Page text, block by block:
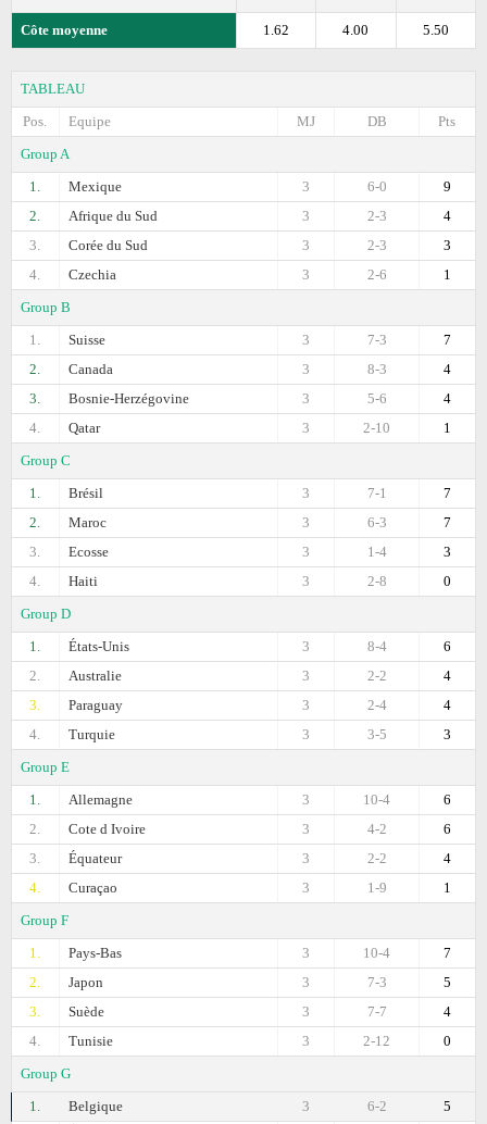
Côte moyenne 5.50
4.00
1.62
TABLEAU
Pos.
Equipe Pts
DB
MJ
Group A
1.
Mexique 9
6-0
3
2.
Afrique du Sud 4
2-3
3
3.
Corée du Sud 3
2-3
3
4.
Czechia 1
2-6
3
Group B
1.
Suisse 7
7-3
3
2.
Canada 4
8-3
3
3.
Bosnie-Herzégovine 4
5-6
3
4.
Qatar 1
2-10
3
Group C
1.
Brésil 7
7-1
3
2.
Maroc 7
6-3
3
3.
Ecosse 3
1-4
3
4.
Haiti 0
2-8
3
Group D
1.
États-Unis 6
8-4
3
2.
Australie 4
2-2
3
3.
Paraguay 4
2-4
3
4.
Turquie 3
3-5
3
Group E
1.
Allemagne 6
10-4
3
2.
Cоte d Ivoire 6
4-2
3
3.
Équateur 4
2-2
3
4.
Curaçao 1
1-9
3
Group F
1.
Pays-Bas 7
10-4
3
2.
Japon 5
7-3
3
3.
Suède 4
7-7
3
4.
Tunisie 0
2-12
3
Group G
1.
Belgique 5
6-2
3